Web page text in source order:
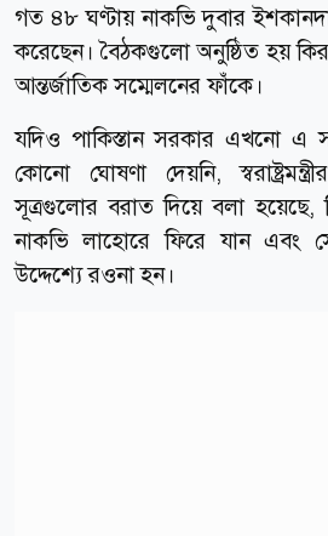
গত ৪৮ ঘণ্টায় নাকভি দুবার
করেছেন। বৈঠকগুলো অনুষ্ঠিত হয়
আন্তর্জাতিক সম্মেলনের ফাঁকে।
যদিও পাকিস্তান সরকার এখনো এ
কোনো ঘোষণা দেয়নি,
সূত্রগুলোর বরাত দিয়ে বলা হয়েছে,
নাকভি লাহোরে ফিরে যান এবং
উদ্দেশ্যে রওনা হন।